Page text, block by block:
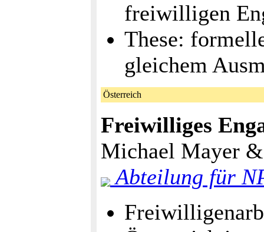
freiwilligen
These:
gleichem
Österreich
Freiwilliges
Michael Mayer
Abteilung für